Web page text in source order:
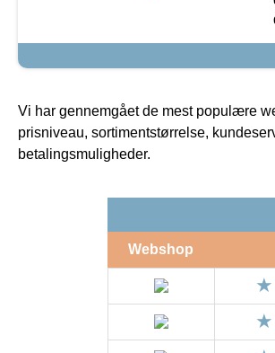
Vi har gennemgået de mest populære
prisniveau, sortimentstørrelse,
betalingsmuligheder.
Webshop